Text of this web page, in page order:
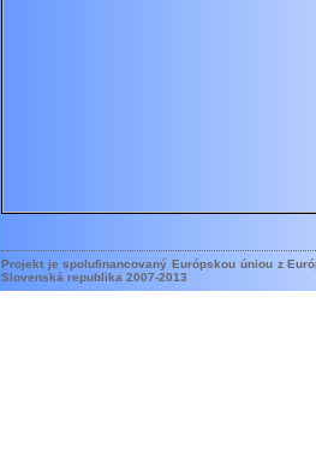
Projekt je spolufinancovaný Európskou úniou z
Slovenská republika 2007-2013